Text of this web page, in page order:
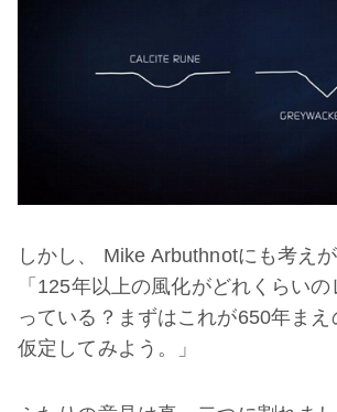
しかし、 Mike Arbuthnotにも考え
「125年以上の風化がどれくらい
っている？まずはこれが650年まえ
仮定してみよう。」